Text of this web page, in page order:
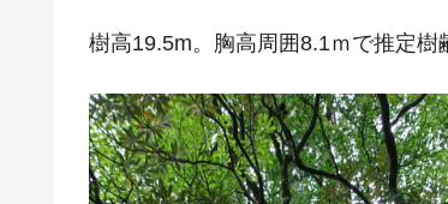
樹高19.5m。胸高周囲8.1ｍで推定樹